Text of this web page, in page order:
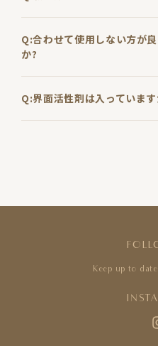
Q:合わせて使用しない方が
か?
Q:界面活性剤は入っていま
Keep up to